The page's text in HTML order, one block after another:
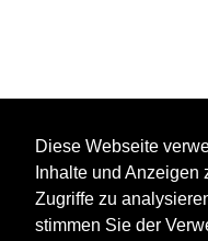
Diese Webseite
Inhalte und
Zugriffe zu
stimmen Sie der